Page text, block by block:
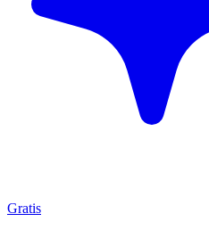
Gratis